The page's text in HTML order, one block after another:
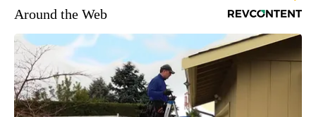
Around the Web